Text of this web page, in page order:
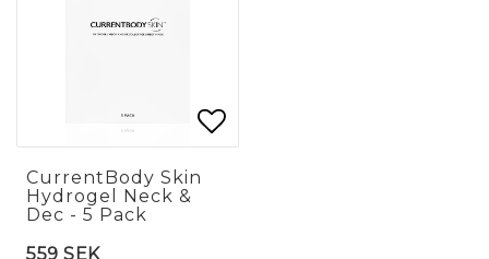
Lägg till i
Lägg till i
CurrentBody Skin
Hydrogel Neck &
Dec - 5 Pack
559 SEK